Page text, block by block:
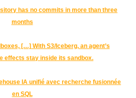
has no commits in more than three
months
[…] With S3/Iceberg, an agent’s
effects stay inside its sandbox.
IA unifié avec recherche fusionnée
en SQL